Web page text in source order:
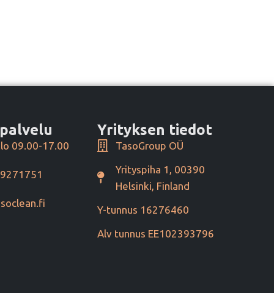
09.00-17.00
Yrityksen tiedot
TasoGroup OÜ
Yrityspiha 1, 00390
Helsinki, Finland
Y-tunnus 16276460
Alv tunnus EE102393796